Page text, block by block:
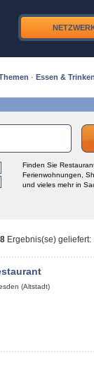
· Essen &
Finden Sie
Ferienwohnungen,
und vieles mehr in
Ergebnis(se) geliefert:
(Altstadt)